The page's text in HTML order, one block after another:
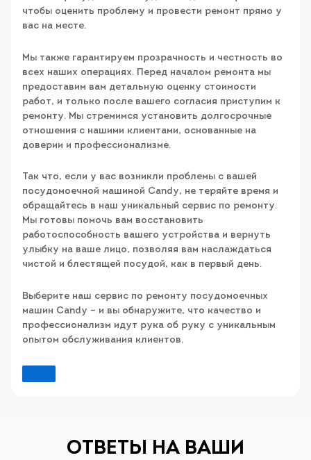
чтобы оценить проблему и провести ремонт прямо у
вас на месте.
Мы также гарантируем прозрачность и честность во
всех наших операциях. Перед началом ремонта мы
предоставим вам детальную оценку стоимости
работ, и только после вашего согласия приступим к
ремонту. Мы стремимся установить долгосрочные
отношения с нашими клиентами, основанные на
доверии и профессионализме.
Так что, если у вас возникли проблемы с вашей
посудомоечной машиной Candy, не теряйте время и
обращайтесь в наш уникальный сервис по ремонту.
Мы готовы помочь вам восстановить
работоспособность вашего устройства и вернуть
улыбку на ваше лицо, позволяя вам наслаждаться
чистой и блестящей посудой, как в первый день.
Выберите наш сервис по ремонту посудомоечных
машин Candy – и вы обнаружите, что качество и
профессионализм идут рука об руку с уникальным
опытом обслуживания клиентов.
ОТВЕТЫ НА ВАШИ